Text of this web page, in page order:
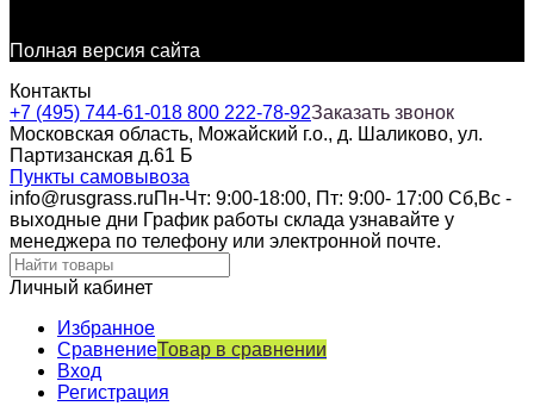
Полная версия сайта
Контакты
+7 (495) 744-61-018 800 222-78-92Заказать звонок
Московская область, Можайский г.о., д. Шаликово, ул.
Партизанская д.61 Б
Пункты самовывоза
info@rusgrass.ruПн-Чт: 9:00-18:00, Пт: 9:00- 17:00 Сб,Вс -
выходные дни График работы склада узнавайте у
менеджера по телефону или электронной почте.
Личный кабинет
Избранное
СравнениеТовар в сравнении
Вход
Регистрация